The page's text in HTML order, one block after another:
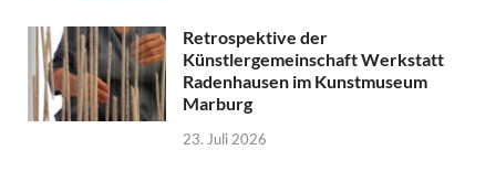
Retrospektive der
Künstlergemeinschaft Werkstatt
Radenhausen im Kunstmuseum
Marburg
23. Juli 2026